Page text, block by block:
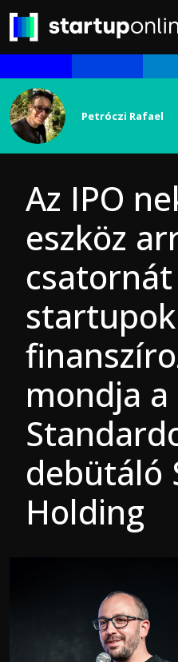
Petróczi Rafael
Az IPO
eszköz
startupok
mondja a
debütáló
Holding